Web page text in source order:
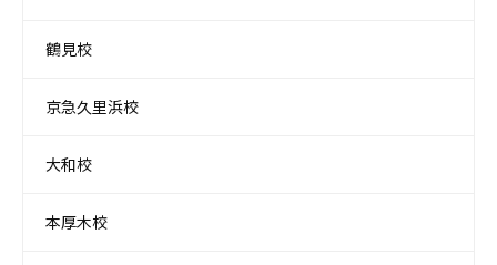
鶴見校
京急久里浜校
大和校
本厚木校